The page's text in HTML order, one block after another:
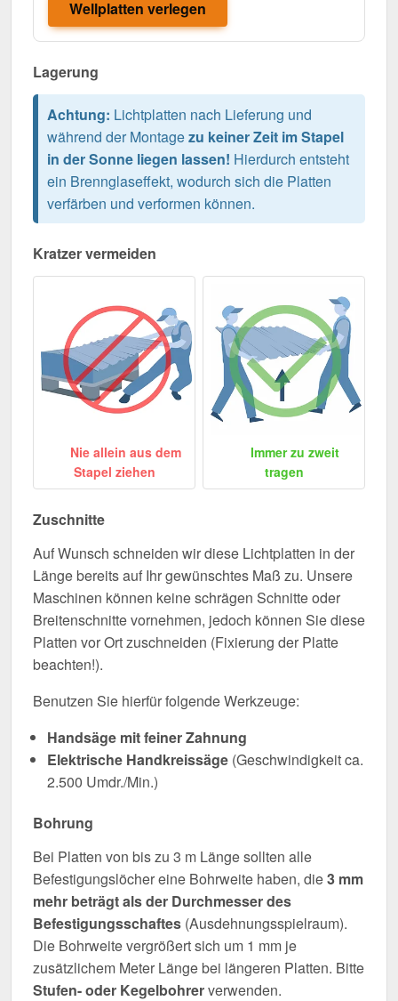
Wellplatten verlegen
Lagerung
Achtung: Lichtplatten nach Lieferung und
während der Montagezu keiner Zeit im Stapel
in der Sonne liegen lassen! Hierdurch entsteht
ein Brennglaseffekt, wodurch sich die Platten
verfärben und verformen können.
Kratzer vermeiden
Nie allein aus dem
Stapel ziehen
Immer zu zweit
tragen
Zuschnitte
Auf Wunsch schneiden wir diese Lichtplatten in der
Länge bereits auf Ihr gewünschtes Maß zu. Unsere
Maschinen können keine schrägen Schnitte oder
Breitenschnitte vornehmen, jedoch können Sie diese
Platten vor Ort zuschneiden (Fixierung der Platte
beachten!).
Benutzen Sie hierfür folgende Werkzeuge:
Handsäge mit feiner Zahnung
Elektrische Handkreissäge (Geschwindigkeit ca.
2.500 Umdr./Min.)
Bohrung
Bei Platten von bis zu 3 m Länge sollten alle
Befestigungslöcher eine Bohrweite haben, die3 mm
mehr beträgt als der Durchmesser des
Befestigungsschaftes (Ausdehnungsspielraum).
Die Bohrweite vergrößert sich um 1 mm je
zusätzlichem Meter Länge bei längeren Platten. Bitte
Stufen- oder Kegelbohrerverwenden.